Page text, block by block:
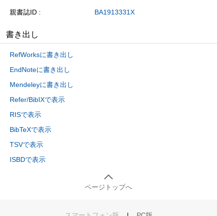
親書誌ID BA1913331X
書き出し
RefWorksに書き出し
EndNoteに書き出し
Mendeleyに書き出し
Refer/BibIXで表示
RISで表示
BibTeXで表示
TSVで表示
ISBDで表示
ページトップへ